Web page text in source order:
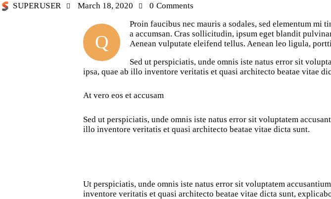
SUPERUSER
March 18, 2020 0 Comments
Q
Proin faucibus nec mauris a sodales, sed elementum mi
a accumsan. Cras sollicitudin, ipsum eget blandit
Aenean vulputate eleifend tellus. Aenean leo ligula,
Sed ut perspiciatis, unde omnis iste natus error sit
ipsa, quae ab illo inventore veritatis et quasi architecto beatae vitae
At vero eos et accusam
Sed ut perspiciatis, unde omnis iste natus error sit voluptatem
illo inventore veritatis et quasi architecto beatae vitae dicta sunt.
Ut perspiciatis, unde omnis iste natus error sit voluptatem
inventore veritatis et quasi architecto beatae vitae dicta sunt,